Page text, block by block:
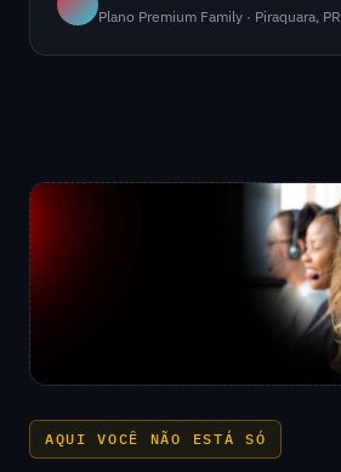
Plano Premium Family · Piraquara, PR
AQUI VOCÊ NÃO ESTÁ SÓ